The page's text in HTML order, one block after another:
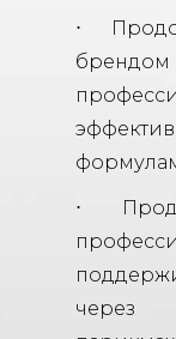
⋅
⋅
через